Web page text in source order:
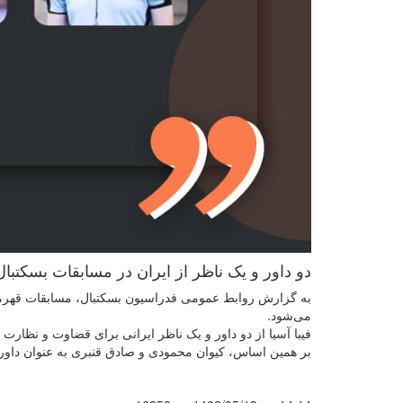
دو داور و یک ناظر از ایران در مسابقات بسکتبال قهرمانی پسران زیر ۱۶
می‌شود.
فیبا آسیا از دو داور و یک ناظر ایرانی برای قضاوت و
بر همین اساس، کیوان محمودی و صادق قنبری به عنوان